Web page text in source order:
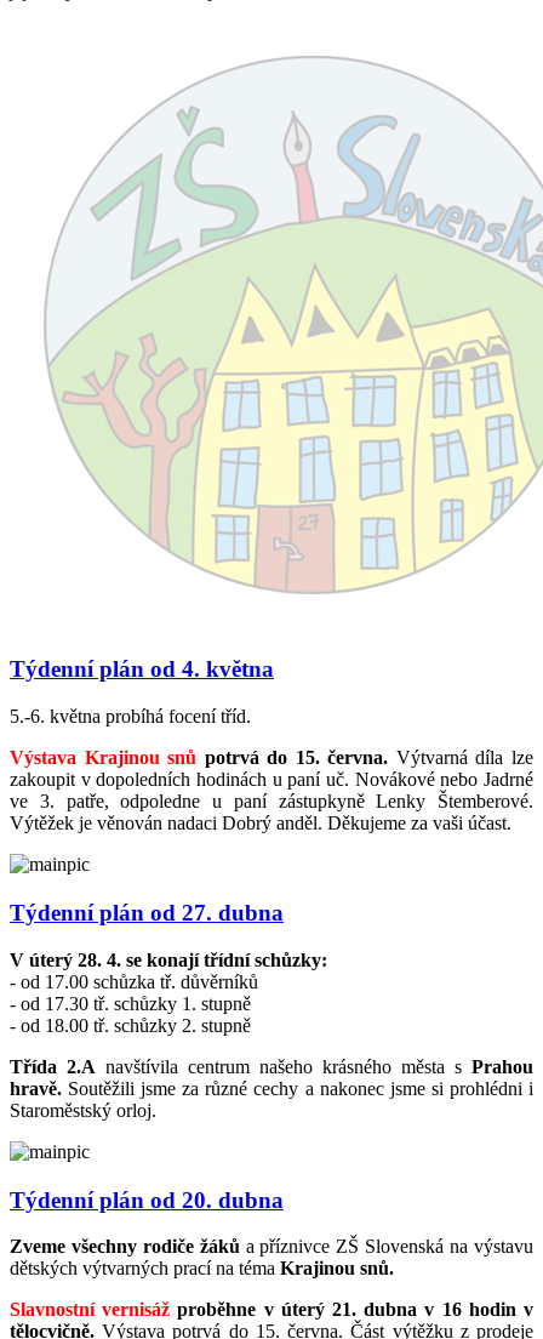
Týdenní plán od 4. května
5.-6. května probíhá focení tříd.
Výstava Krajinou snů potrvá do 15. června. Výtvarná díla lze
zakoupit v dopoledních hodinách u paní uč. Novákové nebo Jadrné
ve 3. patře, odpoledne u paní zástupkyně Lenky Štemberové.
Výtěžek je věnován nadaci Dobrý anděl. Děkujeme za vaši účast.
Týdenní plán od 27. dubna
V úterý 28. 4. se konají třídní schůzky:
- od 17.00 schůzka tř. důvěrníků
- od 17.30 tř. schůzky 1. stupně
- od 18.00 tř. schůzky 2. stupně
Třída 2.A navštívila centrum našeho krásného města s Prahou
hravě. Soutěžili jsme za různé cechy a nakonec jsme si prohlédni i
Staroměstský orloj.
Týdenní plán od 20. dubna
Zveme všechny rodiče žákůa příznivce ZŠ Slovenská na výstavu
dětských výtvarných prací na téma Krajinou snů.
Slavnostní vernisáž proběhne v úterý 21. dubna v 16 hodin v
tělocvičně. Výstava potrvá do 15. června. Část výtěžku z prodeje